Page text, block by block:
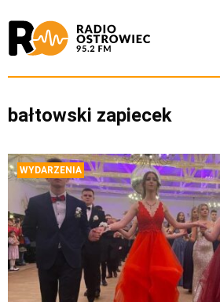
bałtowski zapiecek
WYDARZENIA